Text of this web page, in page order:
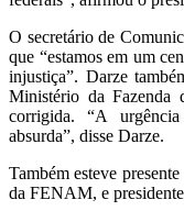
O secretário de
que “estamos em um
injustiça”. Darze
Ministério da Fazenda
corrigida. “A
absurda”, disse Darze.
Também esteve
da FENAM, e